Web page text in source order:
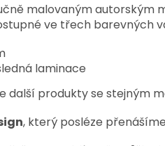
malovaným autorským
ve třech barevných
laminace
další produkty se stejným
, který posléze